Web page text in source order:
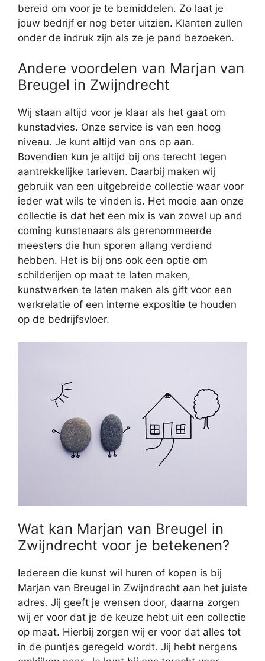
bereid om voor je te bemiddelen. Zo laat je
jouw bedrijf er nog beter uitzien. Klanten zullen
onder de indruk zijn als ze je pand bezoeken.
Andere voordelen van Marjan van
Breugel in Zwijndrecht
Wij staan altijd voor je klaar als het gaat om
kunstadvies. Onze service is van een hoog
niveau. Je kunt altijd van ons op aan.
Bovendien kun je altijd bij ons terecht tegen
aantrekkelijke tarieven. Daarbij maken wij
gebruik van een uitgebreide collectie waar voor
ieder wat wils te vinden is. Het mooie aan onze
collectie is dat het een mix is van zowel up and
coming kunstenaars als gerenommeerde
meesters die hun sporen allang verdiend
hebben. Het is bij ons ook een optie om
schilderijen op maat te laten maken,
kunstwerken te laten maken als gift voor een
werkrelatie of een interne expositie te houden
op de bedrijfsvloer.
Wat kan Marjan van Breugel in
Zwijndrecht voor je betekenen?
Iedereen die kunst wil huren of kopen is bij
Marjan van Breugel in Zwijndrecht aan het juiste
adres. Jij geeft je wensen door, daarna zorgen
wij er voor dat je de keuze hebt uit een collectie
op maat. Hierbij zorgen wij er voor dat alles tot
in de puntjes geregeld wordt. Jij hebt nergens